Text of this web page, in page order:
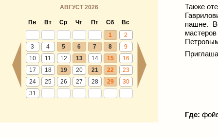
АВГУСТ 2026
Пн Вт Ср Чт Пт Сб
Вс
1
2
3
4 5 6 7 8
9
10
11 12 13 14 15
16
17
18 19 20 21 22
23
24
25 26 27 28 29
30
31
Также
пашне.
Где: